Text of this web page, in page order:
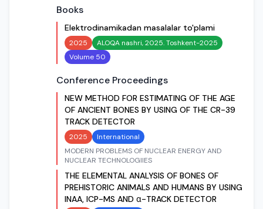
Books
Elektrodinamikadan masalalar to'plami
2025
ALOQA nashri, 2025. Toshkent-2025
Volume 50
Conference Proceedings
NEW METHOD FOR ESTIMATING OF THE AGE
OF ANCIENT BONES BY USING OF THE CR-39
TRACK DETECTOR
2025
International
MODERN PROBLEMS OF NUCLEAR ENERGY AND
NUCLEAR TECHNOLOGIIES
THE ELEMENTAL ANALYSIS OF BONES OF
PREHISTORIC ANIMALS AND HUMANS BY USING
INAA, ICP-MS AND α-TRACK DETECTOR